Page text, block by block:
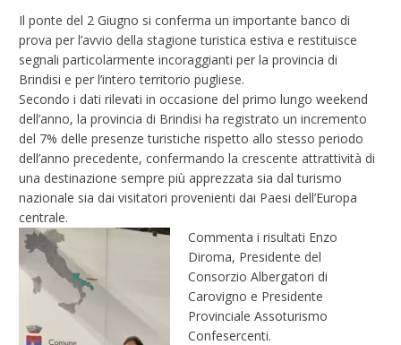
Il ponte del 2 Giugno si conferma un importante banco di
prova per l’avvio della stagione turistica estiva e restituisce
segnali particolarmente incoraggianti per la provincia di
Brindisi e per l’intero territorio pugliese.
Secondo i dati rilevati in occasione del primo lungo weekend
dell’anno, la provincia di Brindisi ha registrato un incremento
del 7% delle presenze turistiche rispetto allo stesso periodo
dell’anno precedente, confermando la crescente attrattività di
una destinazione sempre più apprezzata sia dal turismo
nazionale sia dai visitatori provenienti dai Paesi dell’Europa
centrale.
Commenta i risultati Enzo
Diroma, Presidente del
Consorzio Albergatori di
Carovigno e Presidente
Provinciale Assoturismo
Confesercenti.